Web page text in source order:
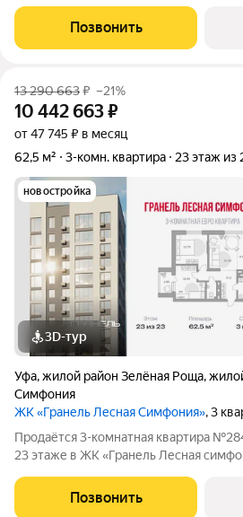
ГК "Первый Трест".Срок окончания
2028
Позвонить
13 290 663₽ –21%
10 442 663₽
от 47 745 ₽ в месяц
62,5 м²
3-комн. квартира 23 этаж из
новостройка
3D-тур
Уфа,жилой район Зелёная Роща,
Симфония
ЖК «Гранель Лесная Симфония», 3
Продаётся 3-комнатная квартира
23 этаже в ЖК «Гранель Лесная
планировка угловая, окна во двор.
юговосточной части Уфы, в уютном
Позвонить